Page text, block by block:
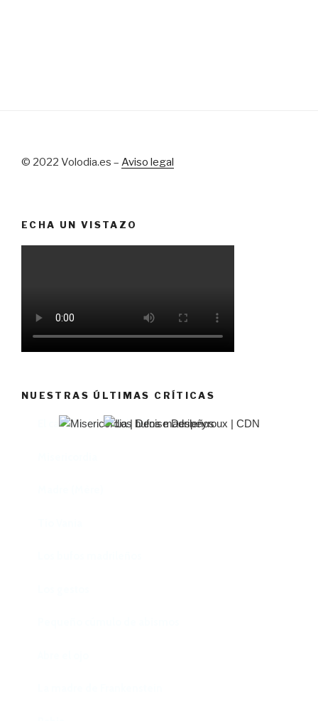
© 2022 Volodia.es – Aviso legal
ECHA UN VISTAZO
NUESTRAS ÚLTIMAS CRÍTICAS
El castillo de Lindabridis